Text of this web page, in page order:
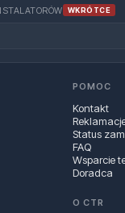
WKRÓTCE
POMOC
Kontakt
Status
FAQ
Wsparcie
Doradca
O CTR